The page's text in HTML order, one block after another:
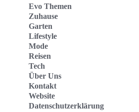
Evo Themen
Zuhause
Garten
Lifestyle
Mode
Reisen
Tech
Über Uns
Kontakt
Website
Datenschutzerklärung